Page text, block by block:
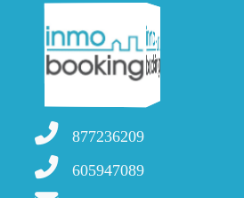
877236209
605947089